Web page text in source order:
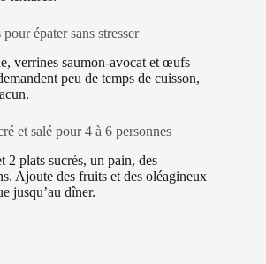
épater sans stresser
verrines saumon-avocat et œufs
peu de temps de cuisson,
et salé pour 4 à 6 personnes
2 plats sucrés, un pain, des
Ajoute des fruits et des oléagineux
jusqu’au dîner.